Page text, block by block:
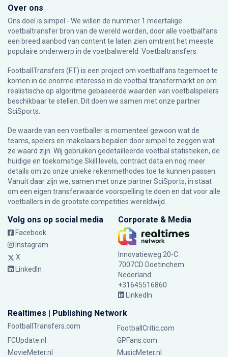
Over ons
Ons doel is simpel - We willen de nummer 1 meertalige
voetbaltransfer bron van de wereld worden, door alle voetbalfans
een breed aanbod van content te laten zien omtrent het meeste
populaire onderwerp in de voetbalwereld: Voetbaltransfers.
FootballTransfers (FT) is een project om voetbalfans tegemoet te
komen in de enorme interesse in de voetbal transfermarkt en om
realistische op algoritme gebaseerde waarden van voetbalspelers
beschikbaar te stellen. Dit doen we samen met onze partner
SciSports
De waarde van een voetballer is momenteel gewoon wat de
teams, spelers en makelaars bepalen door simpel te zeggen wat
ze waard zijn. Wij gebruiken gedetailleerde voetbal statistieken, de
huidige en toekomstige Skill levels, contract data en nog meer
details om zo onze unieke rekenmethodes toe te kunnen passen.
Vanuit daar zijn we, samen met onze partner SciSports, in staat
om een eigen transferwaarde voorspelling te doen en dat voor alle
voetballers in de grootste competities wereldwijd.
Volg ons op social media
Facebook
Instagram
X
LinkedIn
Corporate & Media
Innovatieweg 20-C
7007CD Doetinchem
Nederland
+31645516860
LinkedIn
Realtimes | Publishing Network
FootballTransfers.com
FootballCritic.com
FCUpdate.nl
GPFans.com
MovieMeter.nl
MusicMeter.nl